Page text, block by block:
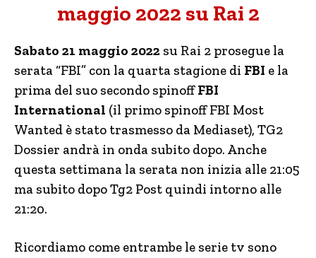
maggio 2022 su Rai 2
Sabato 21 maggio 2022 su Rai 2 prosegue la
serata “FBI” con la quarta stagione di FBI e la
prima del suo secondo spinoffFBI
International (il primo spinoff FBI Most
Wanted è stato trasmesso da Mediaset), TG2
Dossier andrà in onda subito dopo. Anche
questa settimana la serata non inizia alle 21:05
ma subito dopo Tg2 Post quindi intorno alle
21:20.
Ricordiamo come entrambe le serie tv sono